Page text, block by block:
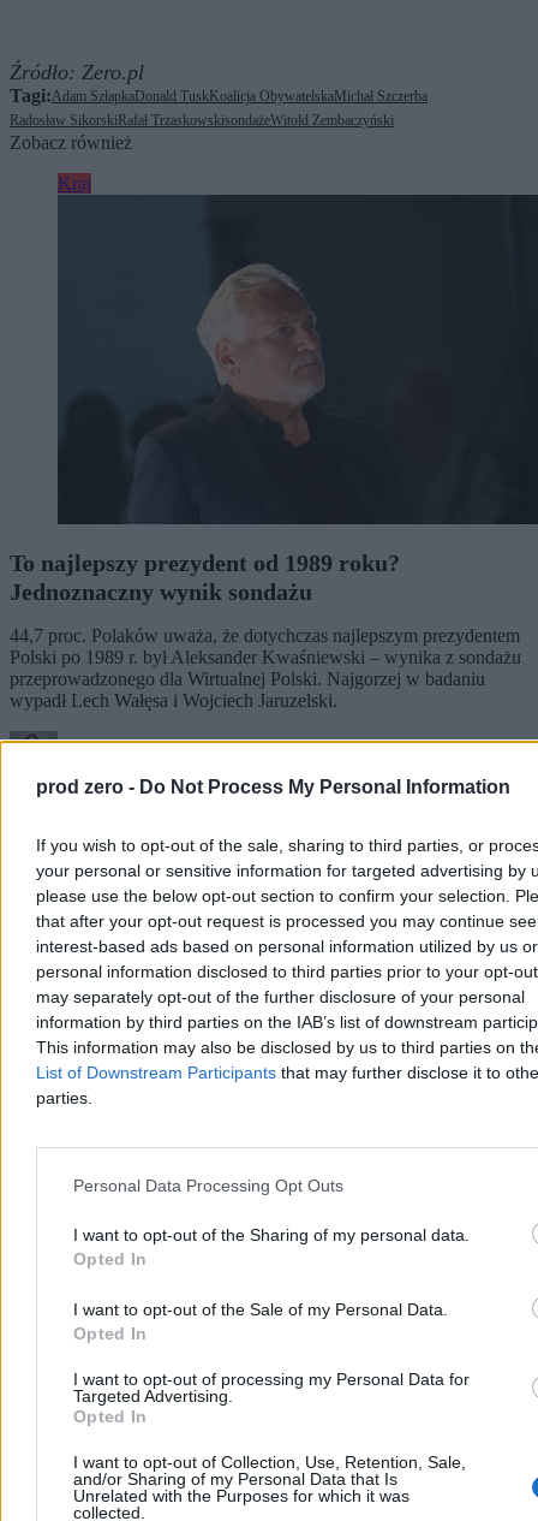
prod zero - Do Not Process My Personal Information
If you wish to opt-out of the sale, sharing to third parties, or
your personal or sensitive information for targeted advertising by
please use the below opt-out section to confirm your selection.
that after your opt-out request is processed you may continue
interest-based ads based on personal information utilized by us or
personal information disclosed to third parties prior to your opt-
may separately opt-out of the further disclosure of your personal
information by third parties on the IAB’s list of downstream
This information may also be disclosed by us to third parties on
List of Downstream Participants that may further disclose it to
parties.
Personal Data Processing Opt Outs
I want to opt-out of the Sharing of my personal data.
Opted In
I want to opt-out of the Sale of my Personal Data.
Opted In
I want to opt-out of processing my Personal Data for
Targeted Advertising.
Opted In
I want to opt-out of Collection, Use, Retention, Sale,
and/or Sharing of my Personal Data that Is
Unrelated with the Purposes for which it was
collected.
Źródło: Zero.pl
Tagi:Adam SzłapkaDonald TuskKoalicja ObywatelskaMichał Szczerba
Radosław SikorskiRafał TrzaskowskisondażeWitold Zembaczyński
Zobacz również
Kraj
To najlepszy prezydent od 1989 roku?
Jednoznaczny wynik sondażu
44,7 proc. Polaków uważa, że dotychczas najlepszym prezydentem
Polski po 1989 r. był Aleksander Kwaśniewski – wynika z sondażu
przeprowadzonego dla Wirtualnej Polski. Najgorzej w badaniu
wypadł Lech Wałęsa i Wojciech Jaruzelski.
Paweł Żurek
3 min
Kraj
Kłótnia polityków o rakietę. Zembaczyński ostro
Kwestia niedziałających systemów ostrzegania oraz rakiety Ch-101,
zdominowała rozmowę w Tygodniku Politycznym. Posłowie PiS
oraz Konfederacji oskarżyli rządzących o okłamywanie obywateli. –
Jakbym słuchał Russia Today: państwo nie działa, państwo z tektury